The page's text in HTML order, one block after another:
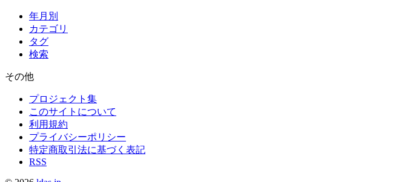
年月別
カテゴリ
タグ
検索
その他
プロジェクト集
このサイトについて
利用規約
プライバシーポリシー
特定商取引法に基づく表記
RSS